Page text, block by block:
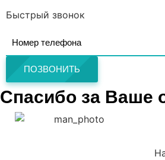
Быстрый звонок
ПОЗВОНИТЬ
Спасибо за Ваше